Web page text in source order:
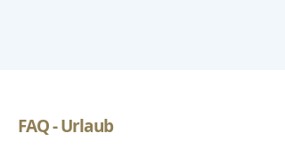
FAQ - Urlaub